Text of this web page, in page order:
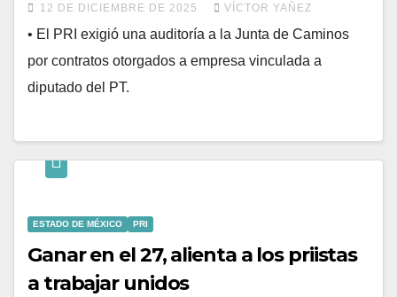
12 DE DICIEMBRE DE 2025 VÍCTOR YAÑEZ
• El PRI exigió una auditoría a la Junta de Caminos
por contratos otorgados a empresa vinculada a
diputado del PT.
ESTADO DE MÉXICO PRI
Ganar en el 27, alienta a los priistas
a trabajar unidos